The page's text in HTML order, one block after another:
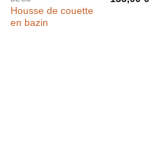
Housse de couette
en bazin